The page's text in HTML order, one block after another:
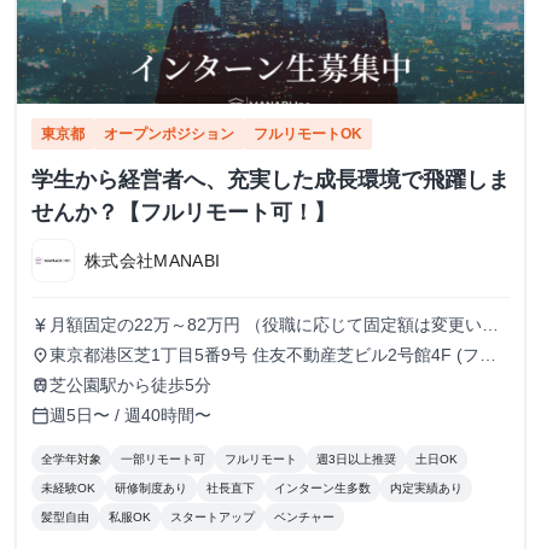
東京都 オープンポジション フルリモートOK
学生から経営者へ、充実した成長環境で飛躍しま
せんか？【フルリモート可！】
株式会社MANABI
currency_yen 月額固定の22万～82万円 （役職に応じて固定額は変更いた
します）
place東京都港区芝1丁目5番9号 住友不動産芝ビル2号館4F (フル
リモート/出勤は自由です)
train芝公園駅から徒歩5分
calendar_today週5日〜 / 週40時間〜
全学年対象 一部リモート可 フルリモート 週3日以上推奨 土日OK
未経験OK 研修制度あり 社長直下 インターン生多数 内定実績あり
髪型自由 私服OK スタートアップ ベンチャー